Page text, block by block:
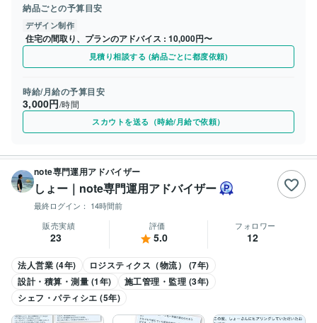
納品ごとの予算目安
デザイン制作
住宅の間取り、プランのアドバイス 10,000円〜
見積り相談する (納品ごとに都度依頼)
時給/月給の予算目安
3,000円/時間
スカウトを送る（時給/月給で依頼）
note専門運用アドバイザー
しょー｜note専門運用アドバイザー
最終ログイン： 14時間前
販売実績
23
評価
5.0
フォロワー
12
法人営業 (4年)
ロジスティクス（物流） (7年)
設計・積算・測量 (1年)
施工管理・監理 (3年)
シェフ・パティシエ (5年)